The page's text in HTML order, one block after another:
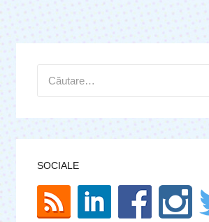
după:
SOCIALE